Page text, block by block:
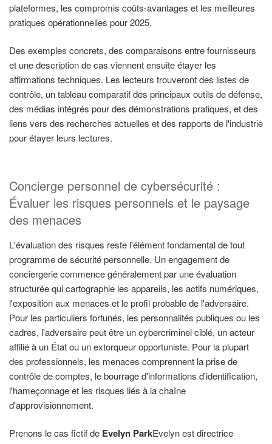
plateformes, les compromis coûts-avantages et les meilleures
pratiques opérationnelles pour 2025.
Des exemples concrets, des comparaisons entre fournisseurs
et une description de cas viennent ensuite étayer les
affirmations techniques. Les lecteurs trouveront des listes de
contrôle, un tableau comparatif des principaux outils de défense,
des médias intégrés pour des démonstrations pratiques, et des
liens vers des recherches actuelles et des rapports de l'industrie
pour étayer leurs lectures.
Concierge personnel de cybersécurité :
Évaluer les risques personnels et le paysage
des menaces
L'évaluation des risques reste l'élément fondamental de tout
programme de sécurité personnelle. Un engagement de
conciergerie commence généralement par une évaluation
structurée qui cartographie les appareils, les actifs numériques,
l'exposition aux menaces et le profil probable de l'adversaire.
Pour les particuliers fortunés, les personnalités publiques ou les
cadres, l'adversaire peut être un cybercriminel ciblé, un acteur
affilié à un État ou un extorqueur opportuniste. Pour la plupart
des professionnels, les menaces comprennent la prise de
contrôle de comptes, le bourrage d'informations d'identification,
l'hameçonnage et les risques liés à la chaîne
d'approvisionnement.
Prenons le cas fictif de Evelyn ParkEvelyn est directrice